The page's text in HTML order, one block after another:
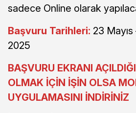
sadece Online olarak
Başvuru Tarihleri: 23
2025
BAŞVURU EKRANI
OLMAK İÇİN İŞİN OLSA
UYGULAMASINI İNDİRİNİZ